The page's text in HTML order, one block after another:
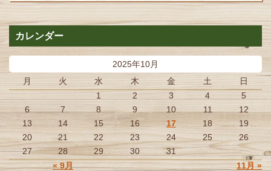
カレンダー
2025年10月
月
火 水 木 金 土 日
« 9月 11月 »
1 2 3 4
5
6
7 8 9 10 11
12
13
14 15 16 17 18
19
20
21 22 23 24 25
26
27
28 29 30 31